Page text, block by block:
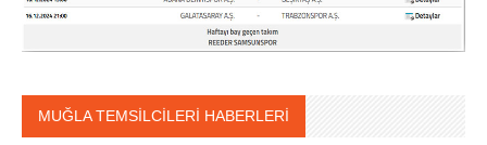
MUĞLA TEMSİLCİLERİ HABERLERİ